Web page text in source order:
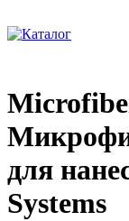
для
Systems